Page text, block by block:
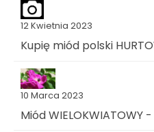
12 Kwietnia 2023
Kupię miód polski
10 Marca 2023
Miód WIELOKWIATOWY